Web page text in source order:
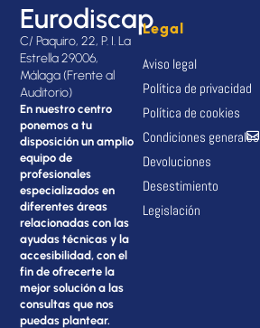
Eurodiscap
C/ Paquiro, 22, P. I. La
Estrella 29006,
Málaga (Frente al
Auditorio)
En nuestro centro
ponemos a tu
disposición un amplio
equipo de
profesionales
especializados en
diferentes áreas
relacionadas con las
ayudas técnicas y la
accesibilidad, con el
fin de ofrecerte la
mejor solución a las
consultas que nos
puedas plantear.
Legal
Aviso legal
Política de privacidad
Política de cookies
Condiciones generales
Devoluciones
Desestimiento
Legislación